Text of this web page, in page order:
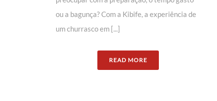
ou a bagunça? Com a Kibife, a experiência de
um churrasco em [...]
READ MORE